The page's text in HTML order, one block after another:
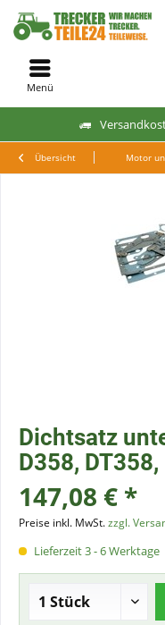
Menü
Übersicht Motor
Dichtsatz
D358, DT358,
147,08 € *
Preise inkl. MwSt.zzgl.
Lieferzeit 3 - 6 Werktage